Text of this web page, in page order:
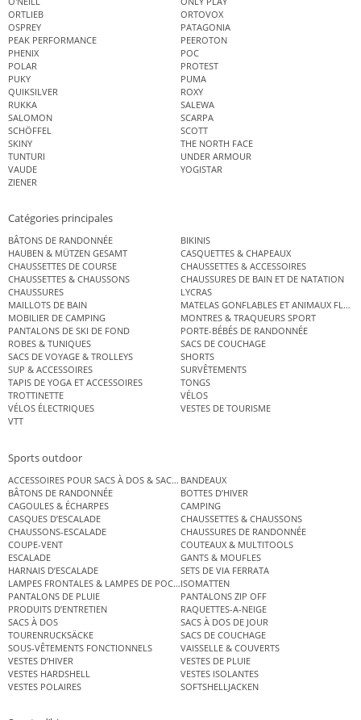
ORTLIEB
ORTOVOX
OSPREY
PATAGONIA
PEAK PERFORMANCE
PEEROTON
PHENIX
POC
POLAR
PROTEST
PUKY
PUMA
QUIKSILVER
ROXY
RUKKA
SALEWA
SALOMON
SCARPA
SCHÖFFEL
SCOTT
SKINY
THE NORTH FACE
TUNTURI
UNDER ARMOUR
VAUDE
YOGISTAR
ZIENER
Catégories principales
BÂTONS DE RANDONNÉE
BIKINIS
HAUBEN & MÜTZEN GESAMT
CASQUETTES & CHAPEAUX
CHAUSSETTES DE COURSE
CHAUSSETTES & ACCESSOIRES
CHAUSSETTES & CHAUSSONS
CHAUSSURES DE BAIN ET DE NATATION
CHAUSSURES
LYCRAS
MAILLOTS DE BAIN
MATELAS GONFLABLES ET ANIMAUX
MOBILIER DE CAMPING
MONTRES & TRAQUEURS SPORT
PANTALONS DE SKI DE FOND
PORTE-BÉBÉS DE RANDONNÉE
ROBES & TUNIQUES
SACS DE COUCHAGE
SACS DE VOYAGE & TROLLEYS
SHORTS
SUP & ACCESSOIRES
SURVÊTEMENTS
TAPIS DE YOGA ET ACCESSOIRES
TONGS
TROTTINETTE
VÉLOS
VÉLOS ÉLECTRIQUES
VESTES DE TOURISME
VTT
Sports outdoor
ACCESSOIRES POUR SACS À DOS & SACS ÉTANCHES
BANDEAUX
BÂTONS DE RANDONNÉE
BOTTES D’HIVER
CAGOULES & ÉCHARPES
CAMPING
CASQUES D’ESCALADE
CHAUSSETTES & CHAUSSONS
CHAUSSONS-ESCALADE
CHAUSSURES DE RANDONNÉE
COUPE-VENT
COUTEAUX & MULTITOOLS
ESCALADE
GANTS & MOUFLES
HARNAIS D’ESCALADE
SETS DE VIA FERRATA
LAMPES FRONTALES & LAMPES DE POCHEISOMATTEN
PANTALONS DE PLUIE
PANTALONS ZIP OFF
PRODUITS D’ENTRETIEN
RAQUETTES-A-NEIGE
SACS À DOS
SACS À DOS DE JOUR
TOURENRUCKSÄCKE
SACS DE COUCHAGE
SOUS-VÊTEMENTS FONCTIONNELS
VAISSELLE & COUVERTS
VESTES D’HIVER
VESTES DE PLUIE
VESTES HARDSHELL
VESTES ISOLANTES
VESTES POLAIRES
SOFTSHELLJACKEN